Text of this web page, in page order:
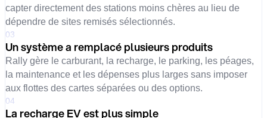
capter directement des stations moins chères au lieu de
dépendre de sites remisés sélectionnés.
03
Un système a remplacé plusieurs produits
Rally gère le carburant, la recharge, le parking, les péages,
la maintenance et les dépenses plus larges sans imposer
aux flottes des cartes séparées ou des options.
04
La recharge EV est plus simple